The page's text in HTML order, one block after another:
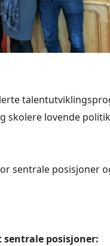
skolere lovende
sentrale posisjoner
posisjoner: